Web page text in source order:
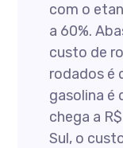
com o
a 60%.
custo de
rodados é
gasolina é
chega a
Sul, o